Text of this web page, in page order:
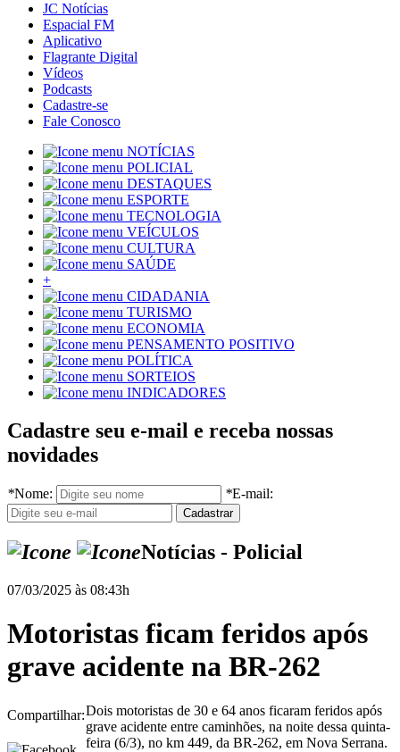
JC Notícias
Espacial FM
Aplicativo
Flagrante Digital
Vídeos
Podcasts
Cadastre-se
Fale Conosco
NOTÍCIAS
POLICIAL
DESTAQUES
ESPORTE
TECNOLOGIA
VEÍCULOS
CULTURA
SAÚDE
+
CIDADANIA
TURISMO
ECONOMIA
PENSAMENTO POSITIVO
POLÍTICA
SORTEIOS
INDICADORES
Cadastre seu e-mail e receba nossas
novidades
*Nome: *E-mail:
Notícias - Policial
07/03/2025 às 08:43h
Motoristas ficam feridos após
grave acidente na BR-262
Compartilhar:Dois motoristas de 30 e 64 anos ficaram feridos após
grave acidente entre caminhões, na noite dessa quinta-
feira (6/3), no km 449, da BR-262, em Nova Serrana.